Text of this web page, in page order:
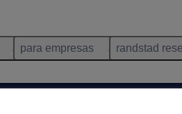
para empresas randstad